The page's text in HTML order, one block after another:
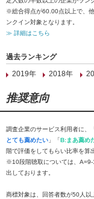
※総合得点が60.00点以上で、
ンクイン対象となります。
≫ 詳細はこちら
過去ランキング
2019年
2018年
推奨意向
調査企業のサービス利用者に、
とても薦めたい 」「B:まあ薦め
階で評価をしてもらい比率を算
※10段階聴取については、
出しております。
商標対象は、回答者数が50人以